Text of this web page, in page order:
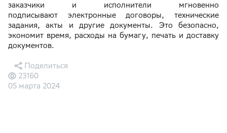
заказчики и исполнители мгновенно
подписывают электронные договоры, технические
задания, акты и другие документы. Это безопасно,
экономит время, расходы на бумагу, печать и доставку
документов.
05 марта 2024
23160
Поделиться